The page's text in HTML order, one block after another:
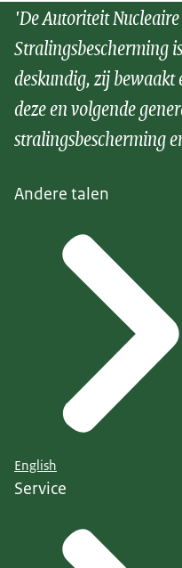
'De Autoriteit
Stralingsbescherming
deskundig, zij
deze en volgende
stralingsbescherming
Andere talen
English
Service